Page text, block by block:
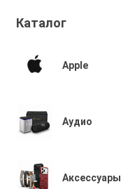
Каталог
Apple
Аудио
Аксессуары